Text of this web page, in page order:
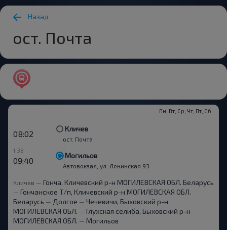
Назад
ост. Почта
Пн, Вт, Ср, Чт, Пт, Сб
08:02
Кличев
ост. Почта
1 38
09:40
Могильов
Автовокзал, ул. Ленинская 93
Кличев — Гонча, Кличевский р-н МОГИЛЕВСКАЯ ОБЛ. Беларусь
— Гончанское Т/п, Кличевский р-н МОГИЛЕВСКАЯ ОБЛ.
Беларусь — Долгое — Чечевичи, Быховский р-н
МОГИЛЕВСКАЯ ОБЛ. — Глухская селиба, Быховский р-н
МОГИЛЕВСКАЯ ОБЛ. — Могильов